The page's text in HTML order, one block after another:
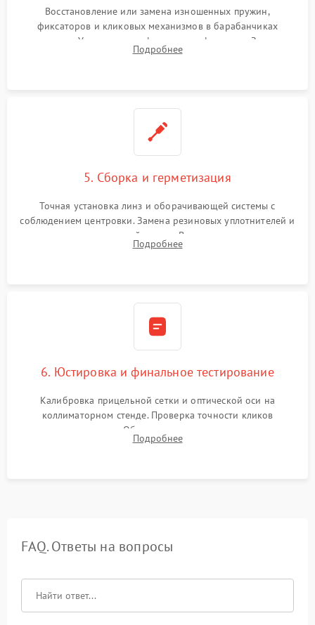
Восстановление или замена изношенных пружин,
фиксаторов и кликовых механизмов в барабанчиках
поправок. Устранение люфтов в трансфокаторе. Замена
поврежденных линз, разбитой сетки или восстановление
Подробнее
5. Сборка и герметизация
Точная установка линз и оборачивающей системы с
соблюдением центровки. Замена резиновых уплотнителей и
нанесение влагозащитной смазки. Вакуумирование корпуса
и заполнение его осушенным азотом или аргоном для
Подробнее
6. Юстировка и финальное тестирование
Калибровка прицельной сетки и оптической оси на
коллиматорном стенде. Проверка точности кликов
механизма поправок. Обязательное испытание прицела на
ударном стенде для проверки устойчивости к отдаче и
Подробнее
FAQ. Ответы на вопросы